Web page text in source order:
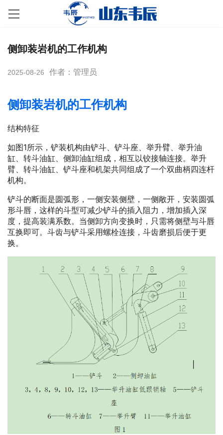
侧卸装岩机的工作机构
2025-08-26 作者：管理员
侧卸装岩机的工作机构
结构特征
如图1所示，铲装机构由铲斗、铲斗座、举升臂、举升油
缸、转斗油缸、侧卸油缸组成，相互以铰接轴连接。举升
臂、转斗油缸、铲斗座和机架共同组成了一个双曲柄四连杆
机构。
铲斗的断面是圆弧形，一侧安装侧壁，一侧敞开，安装圆弧
形斗唇，这样的斗型可减少铲斗的插入阻力，增加插入深
度，提高装满系数。当侧卸方向变换时，只需将侧壁与斗唇
互换即可。斗齿与铲斗采用螺栓连接，斗齿磨损后便于更
换。